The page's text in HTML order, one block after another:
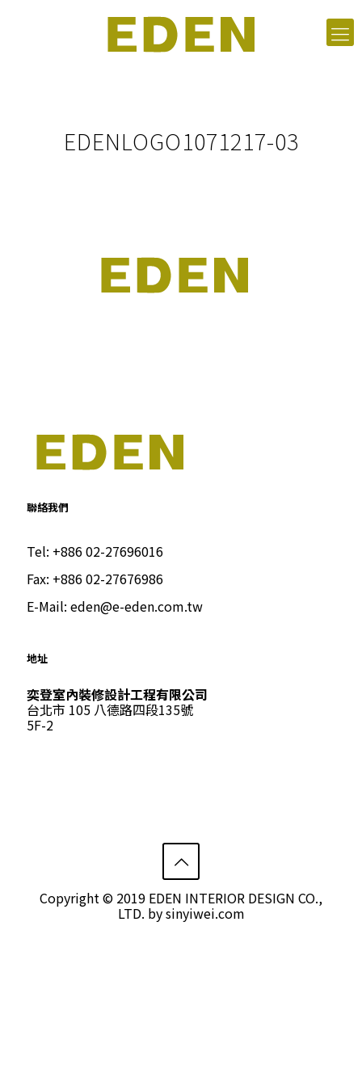
EDENLOGO1071217-03
聯絡我們
Tel: +886 02-27696016
Fax: +886 02-27676986
E-Mail: eden@e-eden.com.tw
地址
奕登室內裝修設計工程有限公司
台北市 105 八德路四段135號
5F-2
Copyright © 2019 EDEN INTERIOR DESIGN CO.,
LTD. bysinyiwei.com